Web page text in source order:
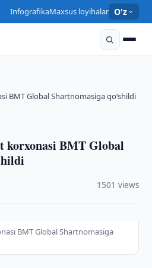
InfografikaMaxsus loyihalar O'z
BMT Global Shartnomasiga qo‘shildi
korxonasi BMT Global
1501 views
BMT Global Shartnomasiga